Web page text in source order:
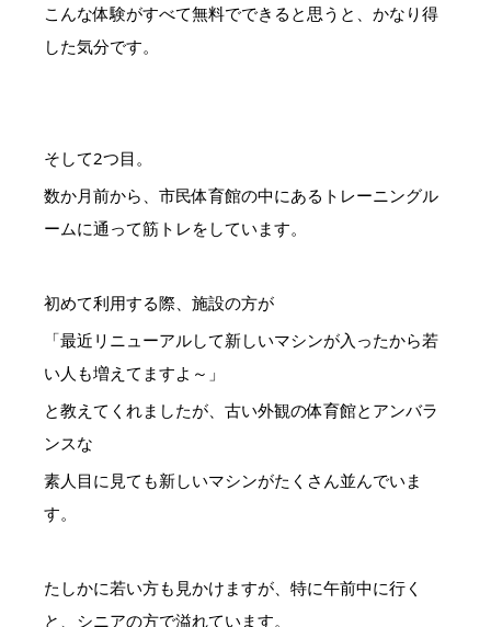
こんな体験がすべて無料でできると思うと、かなり得
した気分です。
そして2つ目。
数か月前から、市民体育館の中にあるトレーニングル
ームに通って筋トレをしています。
初めて利用する際、施設の方が
「最近リニューアルして新しいマシンが入ったから若
い人も増えてますよ～」
と教えてくれましたが、古い外観の体育館とアンバラ
ンスな
素人目に見ても新しいマシンがたくさん並んでいま
す。
たしかに若い方も見かけますが、特に午前中に行く
と、シニアの方で溢れています。